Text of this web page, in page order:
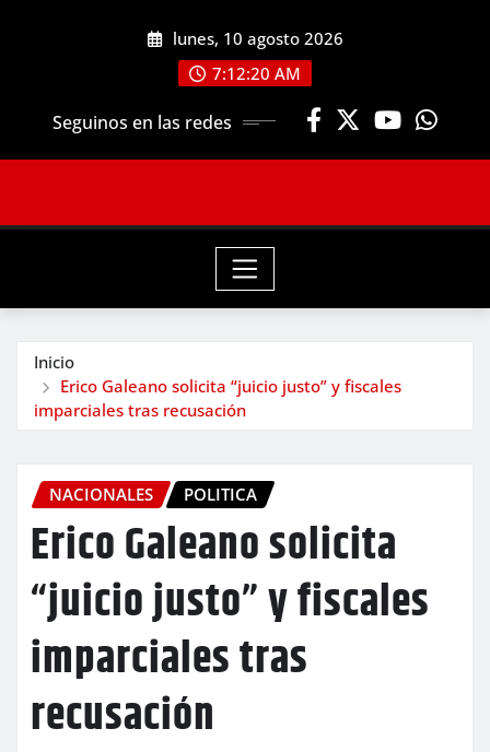
lunes, 10 agosto 2026
7:12:22 AM
Seguinos en las redes
Inicio
Erico Galeano solicita “juicio justo” y fiscales
imparciales tras recusación
NACIONALES POLITICA
Erico Galeano solicita
“juicio justo” y fiscales
imparciales tras
recusación